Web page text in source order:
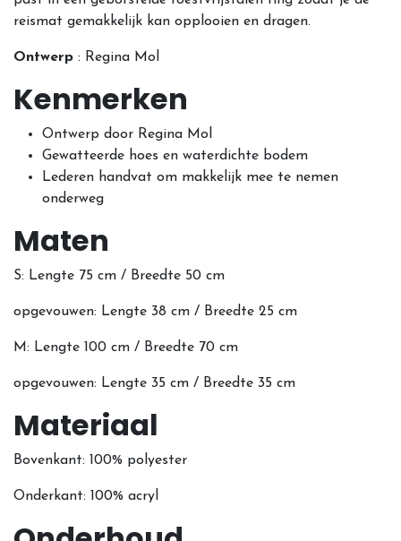
reismat gemakkelijk kan opplooien en dragen.
Ontwerp : Regina Mol
Kenmerken
Ontwerp door Regina Mol
Gewatteerde hoes en waterdichte bodem
Lederen handvat om makkelijk mee te nemen
onderweg
Maten
S: Lengte 75 cm / Breedte 50 cm
opgevouwen: Lengte 38 cm / Breedte 25 cm
M: Lengte 100 cm / Breedte 70 cm
opgevouwen: Lengte 35 cm / Breedte 35 cm
Materiaal
Bovenkant: 100% polyester
Onderkant: 100% acryl